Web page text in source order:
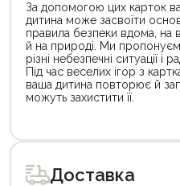
За допомогою цих карток
дитина може засвоїти
правила безпеки вдома, на
й на природі. Ми
різні небезпечні ситуації і
Під час веселих ігор з
ваша дитина повторює й
можуть захистити її.
товар
для
покупкиДоставка